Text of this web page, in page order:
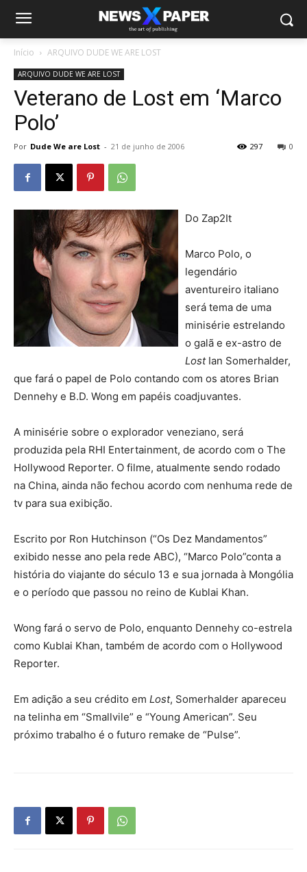
Início ARQUIVO DUDE WE ARE LOST
ARQUIVO DUDE WE ARE LOST
Veterano de Lost em ‘Marco
Polo’
Por Dude We are Lost - 21 de junho de 2006 0
297
Do Zap2It
Marco Polo, o
legendário
aventureiro italiano
será tema de uma
minisérie estrelando
o galã e ex-astro de
LostIan Somerhalder,
que fará o papel de Polo contando com os atores Brian
Dennehy e B.D. Wong em papéis coadjuvantes.
A minisérie sobre o explorador veneziano, será
produzida pela RHI Entertainment, de acordo com o The
Hollywood Reporter. O filme, atualmente sendo rodado
na China, ainda não fechou acordo com nenhuma rede de
tv para sua exibição.
Escrito por Ron Hutchinson (“Os Dez Mandamentos”
exibido nesse ano pela rede ABC), “Marco Polo”conta a
história do viajante do século 13 e sua jornada à Mongólia
e o período que passou no reino de Kublai Khan.
Wong fará o servo de Polo, enquanto Dennehy co-estrela
como Kublai Khan, também de acordo com o Hollywood
Reporter.
Em adição a seu crédito em Lost, Somerhalder apareceu
na telinha em “Smallvile” e “Young American”. Seu
próximo trabalho é o futuro remake de “Pulse”.